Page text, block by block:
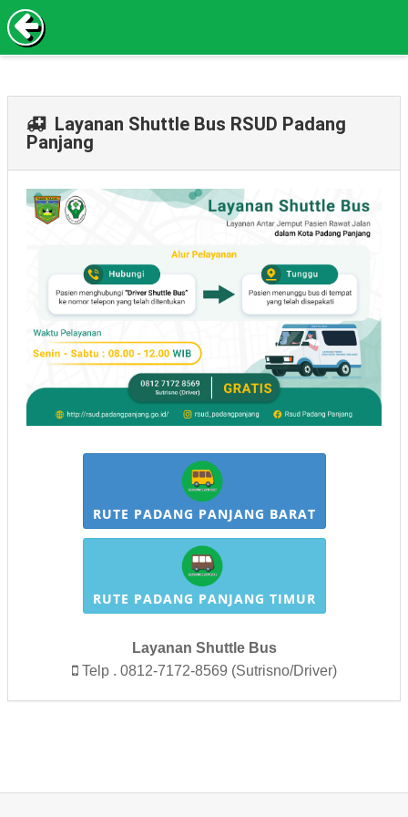
Layanan Shuttle Bus RSUD Padang
Panjang
RUTE PADANG PANJANG BARAT
RUTE PADANG PANJANG TIMUR
Layanan Shuttle Bus
Telp . 0812-7172-8569 (Sutrisno/Driver)